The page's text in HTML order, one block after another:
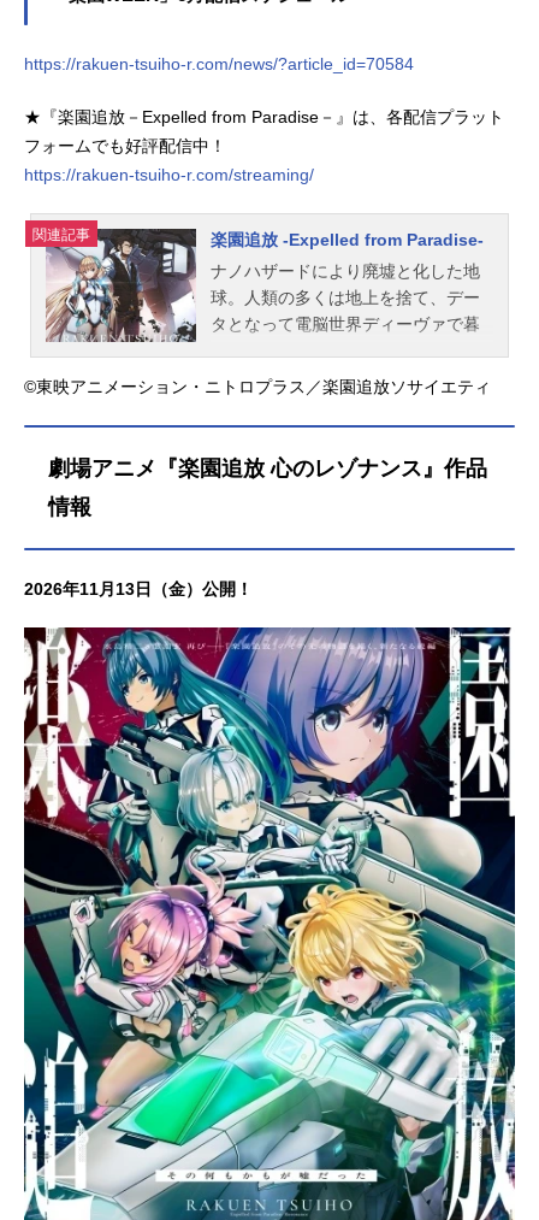
https://rakuen-tsuiho-r.com/news/?article_id=70584
★『楽園追放－Expelled from Paradise－』は、各配信プラット
フォームでも好評配信中！
https://rakuen-tsuiho-r.com/streaming/
関連記事
楽園追放 -Expelled from Paradise-
ナノハザードにより廃墟と化した地
球。人類の多くは地上を捨て、デー
タとなって電脳世界ディーヴァで暮
年、そのディーヴァが異変に晒され
ング。ハッキングの主は、フロンテ
ィア・セッターと名乗った。ハッキ
ングの狙いは何か。ディーヴァの捜
ゴと接触しようとするアンジェラを
るモンスター・サンドウォームの群
れ。アンジェラはそれを迎え撃つた
め機動外骨格スーツ・アーハンを起
動する。荒廃した地上のどこかに、
フロンティア・セッターが潜んでい
るはず。アンジェラとディンゴの、
世界の謎に迫る旅が今、始まった。
作品名楽園追放-ExpelledfromParadis
e-放送形態劇場版アニメスケジュー
ル2014年11月15日（土）キャストア
ンジェラバルザック：釘宮理恵ディ
ンゴ(ザリクカジワラ)：三木眞一郎フ
ロンティアセッター：神谷浩史クリ
スティン・ギラム：林原めぐみヴェ
ロニカ・クリコワ：高山みなみヒル
デ・トルヴァルト：三石琴乃アロン
ゾ・パーシー：古谷徹イザーク：三
宅健太ラズロ：遠藤大智ディ...
©東映アニメーション・ニトロプラス／楽園追放ソサイエティ
劇場アニメ『楽園追放 心のレゾナンス』作品
情報
2026年11月13日（金）公開！